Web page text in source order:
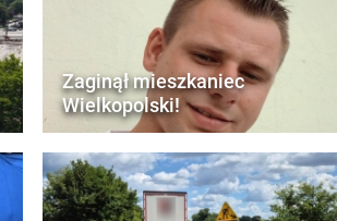
Zaginął mieszkaniec
Wielkopolski!